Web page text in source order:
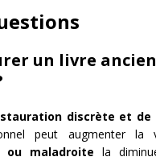
un livre
discrète et de
peut augmenter la
ou maladroite la